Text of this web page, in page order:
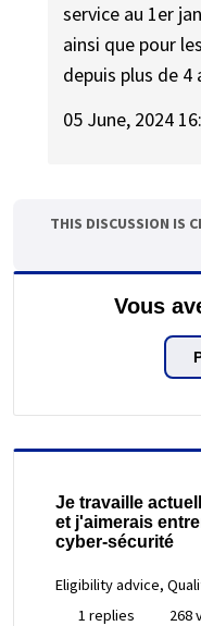
service au 1er
ainsi que pour
depuis plus de 4
05 June, 2024
THIS DISCUSSION IS
Vous
Je travaille
et j'aimerais
cyber-sécurité
Eligibility advice,
1 replies
268